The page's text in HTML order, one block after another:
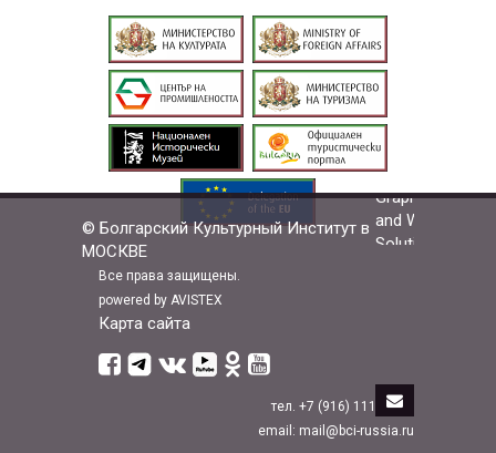
© Болгарский Культурный Институт в
МОСКВЕ
Все права защищены.
powered by AVISTEX
Карта сайта
тел. +7 (916) 111-33-88
email: mail@bci-russia.ru